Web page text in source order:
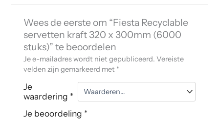
Wees de eerste om “Fiesta Recyclable
servetten kraft 320 x 300mm (6000
stuks)” te beoordelen
Je e-mailadres wordt niet gepubliceerd. Vereiste
velden zijn gemarkeerd met *
Je
waardering *
Je beoordeling *